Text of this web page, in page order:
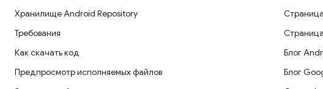
Хранилище Android Repository
Требования
Как скачать код
Предпросмотр исполняемых файлов
Блог
Блог